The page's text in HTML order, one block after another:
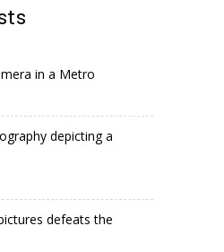
in a Metro
depicting a
defeats the